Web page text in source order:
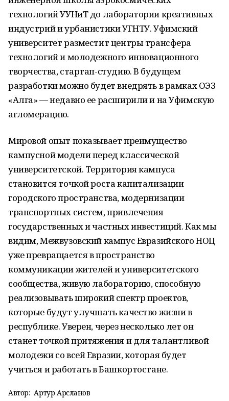
технологий УУНиТ до лаборатории креативных
индустрий и урбанистики УГНТУ. Уфимский
университет разместит центры трансфера
технологий и молодежного инновационного
творчества, стартап-студию. В будущем
разработки можно будет внедрять в рамках ОЭЗ
«Алга» — недавно ее расширили и на Уфимскую
агломерацию.
Мировой опыт показывает преимущество
кампусной модели перед классической
университетской. Территория кампуса
становится точкой роста капитализации
городского пространства, модернизации
транспортных систем, привлечения
государственных и частных инвестиций. Как мы
видим, Межвузовский кампус Евразийского НОЦ
уже превращается в пространство
коммуникации жителей и университетского
сообщества, живую лабораторию, способную
реализовывать широкий спектр проектов,
которые будут улучшать качество жизни в
республике. Уверен, через несколько лет он
станет точкой притяжения и для талантливой
молодежи со всей Евразии, которая будет
учиться и работать в Башкортостане.
Автор: Артур Арсланов